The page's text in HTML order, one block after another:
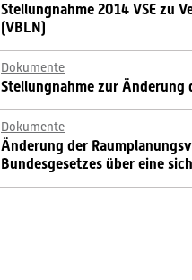
Stellungnahme 2014 VSE zu
(VBLN)
Dokumente
Stellungnahme zur Änderung
Dokumente
Änderung der
Bundesgesetzes über eine